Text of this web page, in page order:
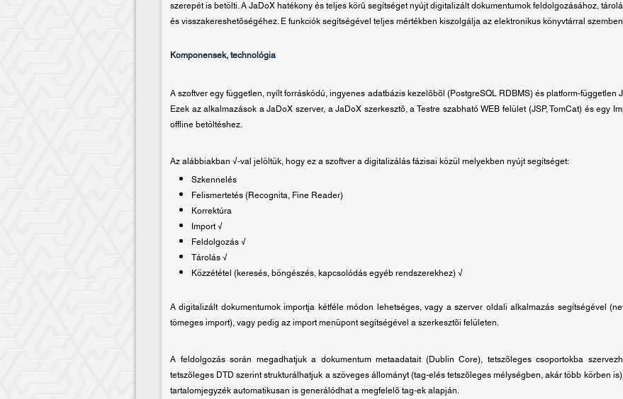
szerepét is betölti. A JaDoX hatékony és teljes körû segítséget nyújt digitalizált dokumentumok feldolgozásához,
és visszakereshetõségéhez. E funkciók segítségével teljes mértékben kiszolgálja az elektronikus könyvtárral
Komponensek, technológia
A szoftver egy független, nyílt forráskódú, ingyenes adatbázis kezelõbõl (PostgreSQL RDBMS) és platform-független
Ezek az alkalmazások a JaDoX szerver, a JaDoX szerkesztõ, a Testre szabható WEB felület (JSP, TomCat) és egy
offline betöltéshez.
Az alábbiakban √-val jelöltük, hogy ez a szoftver a digitalizálás fázisai közül melyekben nyújt segítséget:
Szkennelés
Felismertetés (Recognita, Fine Reader)
Korrektúra
Import √
Feldolgozás √
Tárolás √
Közzététel (keresés, böngészés, kapcsolódás egyéb rendszerekhez) √
A digitalizált dokumentumok importja kétféle módon lehetséges, vagy a szerver oldali alkalmazás segítségével
tömeges import), vagy pedig az import menüpont segítségével a szerkesztõi felületen.
A feldolgozás során megadhatjuk a dokumentum metaadatait (Dublin Core), tetszõleges csoportokba
tetszõleges DTD szerint strukturálhatjuk a szöveges állományt (tag-elés tetszõleges mélységben, akár több körben
tartalomjegyzék automatikusan is generálódhat a megfelelõ tag-ek alapján.